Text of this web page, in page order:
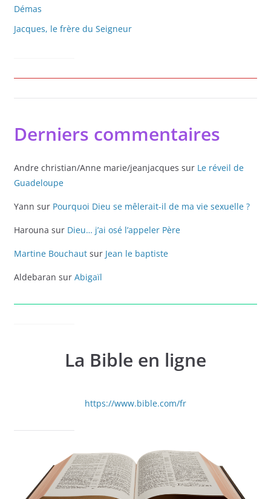
Démas
Jacques, le frère du Seigneur
Derniers commentaires
Andre christian/Anne marie/jeanjacques sur Le réveil de
Guadeloupe
Yann sur Pourquoi Dieu se mêlerait-il de ma vie sexuelle ?
Harouna sur Dieu… j’ai osé l’appeler Père
Martine Bouchautsur Jean le baptiste
Aldebaran sur Abigaïl
La Bible en ligne
https://www.bible.com/fr